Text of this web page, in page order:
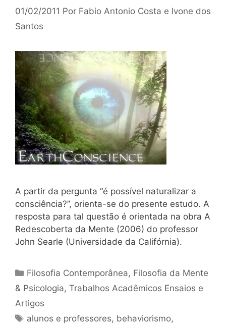
01/02/2011 Por Fabio Antonio Costa e Ivone dos
Santos
A partir da pergunta “é possível naturalizar a
consciência?”, orienta-se do presente estudo. A
resposta para tal questão é orientada na obra A
Redescoberta da Mente (2006) do professor
John Searle (Universidade da Califórnia).
Categorias
Filosofia Contemporânea, Filosofia da Mente
& Psicologia, Trabalhos Acadêmicos Ensaios e
Artigos
Tags
alunos e professores, behaviorismo,